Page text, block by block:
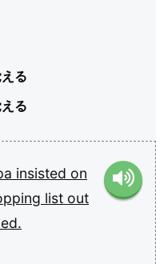
る
る
insisted on
list out